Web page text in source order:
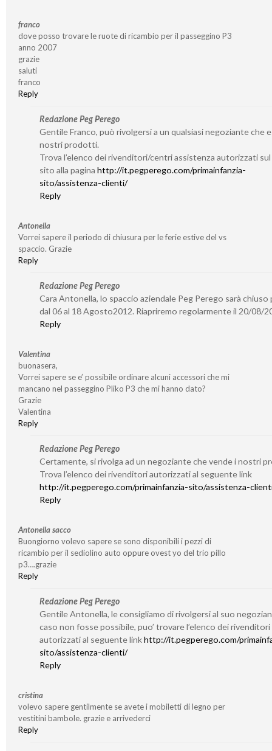
franco
dove posso trovare le ruote di ricambio per il passeggino P3
anno 2007
grazie
saluti
franco
Reply
Redazione Peg Perego
Gentile Franco, può rivolgersi a un qualsiasi negoziante che
nostri prodotti.
Trova l’elenco dei rivenditori/centri assistenza autorizzati
sito alla pagina http://it.pegperego.com/primainfanzia-
sito/assistenza-clienti/
Reply
Antonella
Vorrei sapere il periodo di chiusura per le ferie estive del vs
spaccio. Grazie
Reply
Redazione Peg Perego
Cara Antonella, lo spaccio aziendale Peg Perego sarà chiuso
dal 06 al 18 Agosto2012. Riapriremo regolarmente il 20/08/
Reply
Valentina
buonasera,
Vorrei sapere se e’ possibile ordinare alcuni accessori che mi
mancano nel passeggino Pliko P3 che mi hanno dato?
Grazie
Valentina
Reply
Redazione Peg Perego
Certamente, si rivolga ad un negoziante che vende i nostri
Trova l’elenco dei rivenditori autorizzati al seguente link
http://it.pegperego.com/primainfanzia-sito/assistenza-
Reply
Antonella sacco
Buongiorno volevo sapere se sono disponibili i pezzi di
ricambio per il sediolino auto oppure ovest yo del trio pillo
p3….grazie
Reply
Redazione Peg Perego
Gentile Antonella, le consigliamo di rivolgersi al suo
caso non fosse possibile, puo’ trovare l’elenco dei rivenditori
autorizzati al seguente linkhttp://it.pegperego.com/
sito/assistenza-clienti/
Reply
cristina
volevo sapere gentilmente se avete i mobiletti di legno per
vestitini bambole. grazie e arrivederci
Reply